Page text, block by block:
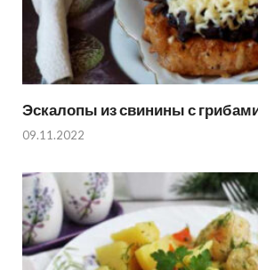
Эскалопы из свинины с
09.11.2022